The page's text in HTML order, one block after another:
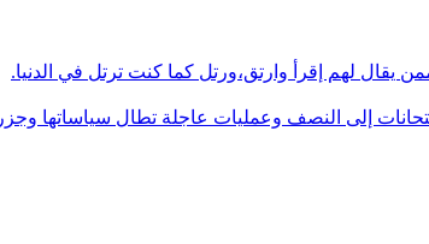
يقال لهم إقرأ وارتق،ورتل كما كنت ترتل في الدنيا.
إلى النصف وعمليات عاجلة تطال سياساتها